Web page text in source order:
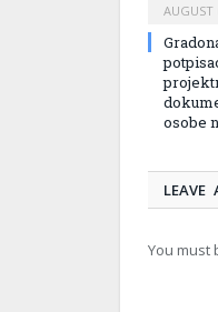
AUGUST
osobe
LEAVE
You must